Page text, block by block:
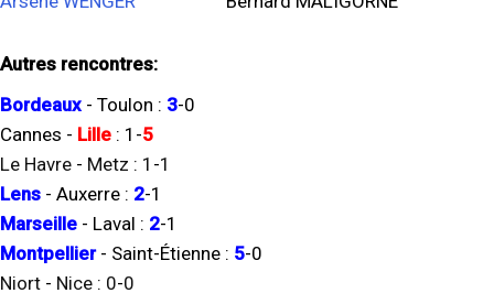
Autres rencontres:
Bordeaux - Toulon : 3-0
Cannes - Lille : 1 -5
Le Havre - Metz : 1 -1
Lens - Auxerre : 2-1
Marseille - Laval : 2-1
Montpellier- Saint-Étienne : 5-0
Niort - Nice : 0-0